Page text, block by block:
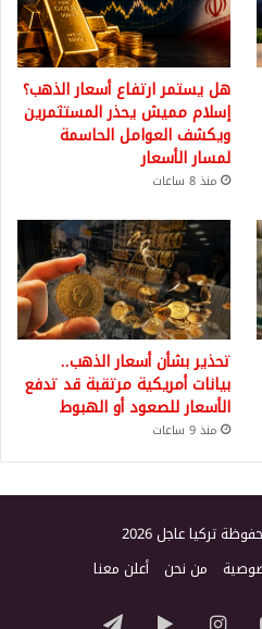
هل يستمر ارتفاع أسعار الذهب؟
إسلام مميش يحذر المستثمرين
ويكشف العوامل الحاسمة
لمسار الأسعار
منذ 8 ساعات
تحذير بشأن أسعار الذهب..
بيانات أمريكية مرتقبة قد تدفع
الأسعار للصعود أو الهبوط
منذ 9 ساعات
تركيا عاجل 2026
من نحن أعلن معنا